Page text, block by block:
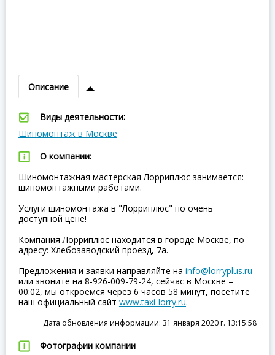
Описание
Виды деятельности:
Шиномонтаж в Москве
О компании:
Шиномонтажная мастерская Лорриплюс занимается:
шиномонтажными работами.
Услуги шиномонтажа в "Лорриплюс" по очень
доступной цене!
Компания Лорриплюс находится в городе Москве, по
адресу: Хлебозаводский проезд, 7а.
Предложения и заявки направляйте на info@lorryplus.ru
или звоните на 8-926-009-79-24, сейчас в Москве –
00:02, мы откроемся через 6 часов 58 минут, посетите
наш официальный сайт www.taxi-lorry.ru.
Дата обновления информации: 31 января 2020 г. 13:15:58
Фотографии компании